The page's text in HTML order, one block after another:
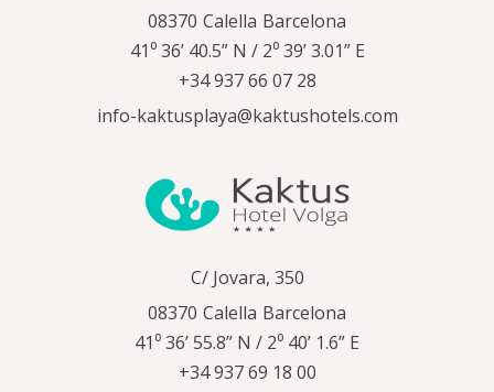
08370 Calella Barcelona
41⁰ 36’ 40.5” N / 2⁰ 39’ 3.01” E
+34 937 66 07 28
info-kaktusplaya@kaktushotels.com
C/ Jovara, 350
08370 Calella Barcelona
41⁰ 36’ 55.8” N / 2⁰ 40’ 1.6” E
+34 937 69 18 00